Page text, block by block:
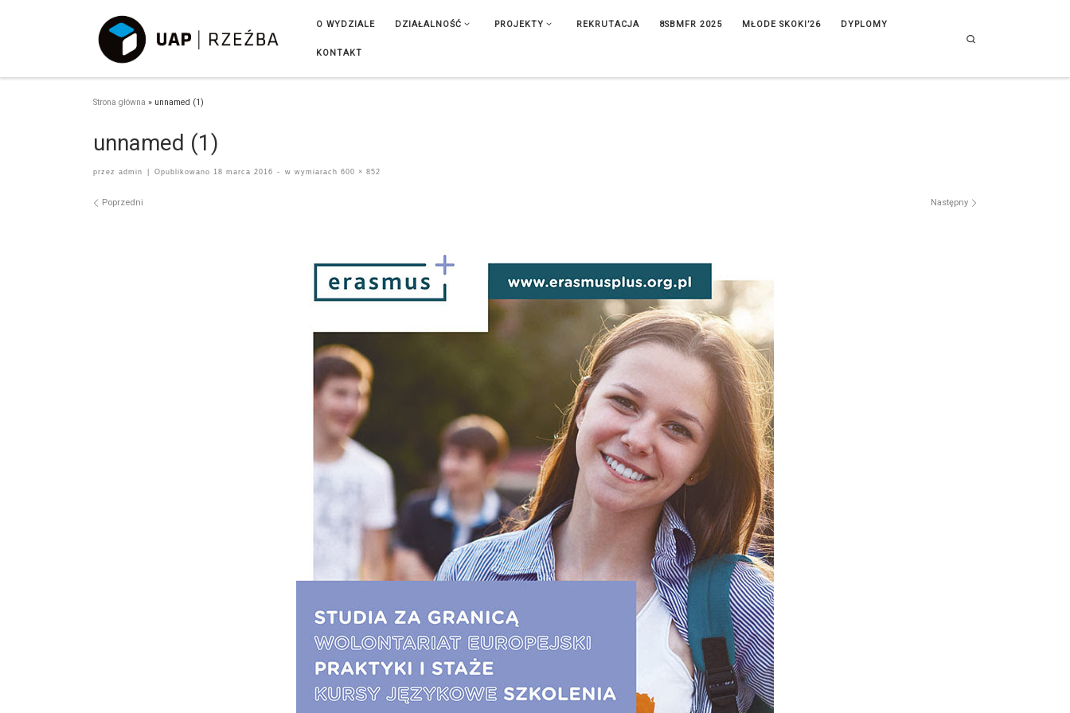
O WYDZIALE DZIAŁALNOŚĆ PROJEKTY REKRUTACJA 8SBMFR 2025 MŁODE SKOKI’26 DYPLOMY
KONTAKT
Strona główna » unnamed (1)
unnamed (1)
przez admin Opublikowano 18 marca 2016 - w wymiarach 600 × 852
Nawigacja po obrazach
Poprzedni Następny